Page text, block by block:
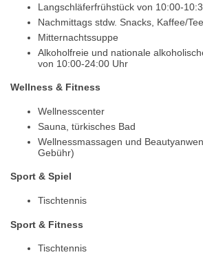
Langschläferfrühstück von 10:00-
Nachmittags stdw. Snacks, Kaffee/
Mitternachtssuppe
Alkoholfreie und nationale
von 10:00-24:00 Uhr
Wellness & Fitness
Wellnesscenter
Sauna, türkisches Bad
Wellnessmassagen und
Gebühr)
Sport & Spiel
Tischtennis
Sport & Fitness
Tischtennis